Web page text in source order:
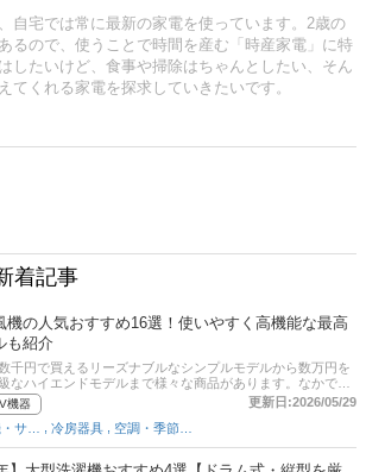
自宅では常に最新の家電を使っています。2歳の
るので、使うことで時間を産む「時産家電」に特
したいけど、食事や掃除はちゃんとしたい、そん
てくれる家電を探求していきたいです。
着記事
機の人気おすすめ16選！使いやすく高機能な最高
も紹介
千円で買えるリーズナブルなシンプルモデルから数万円を
なハイエンドモデルまで様々な商品があります。なかでも
機は、静音性や機能、風力、省エネ性能、デザイン性など
れています。そこでここでは、高級な扇風機に注目し選び
め商品を紹介します。人気の羽なしモデルやオールシーズ
る、空気清浄モデル、ヒーター機能付きなどもピックアッ
は、比較一覧表や通販サイトの最新人気ランキングもある
機器
更新日:2026/05/29
冷房器具